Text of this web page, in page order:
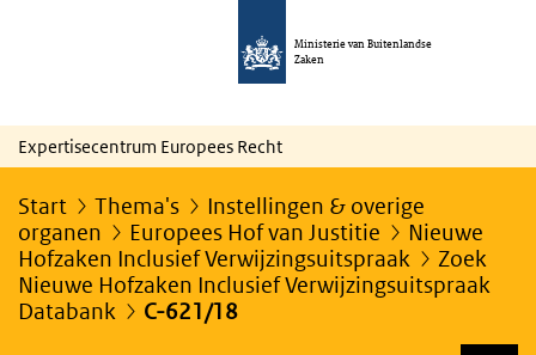
Ministerie van Buitenlandse
Zaken
Expertisecentrum Europees Recht
Start Thema's
Instellingen & overige
organen
Europees Hof van Justitie
Nieuwe
Hofzaken Inclusief Verwijzingsuitspraak
Zoek
Nieuwe Hofzaken Inclusief Verwijzingsuitspraak
Databank
C-621/18